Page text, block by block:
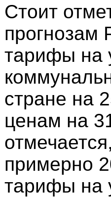
Стоит
прогнозам
тарифы на
стране на
ценам на
примерно
тарифы на